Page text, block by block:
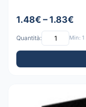
1.48€ – 1.83€
Quantità: Min: 1